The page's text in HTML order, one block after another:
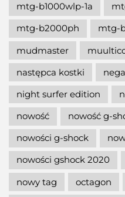
mtg-b1000wlp-1a
mtg-b2000ph
mtg-
mudmaster
następca kostki
night surfer edition
nowość
nowość g-
nowości g-shock
nowości gshock 2020
nowy tag
octagon